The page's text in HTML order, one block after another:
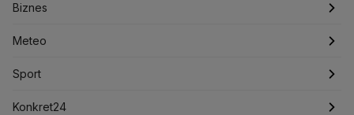
Kryptowaluty
Lotnisko Chopina
Mariusz Błaszczak
Mark Zuckerberg
Biznes
Meteo
Sport
Zdrowie
Podcasty
Artykuły
Newslettery
Fakty po Faktach
Fakty o Świecie
Ludzie Faktów
Warszawa
Łódź
Katowice
Kraków
Biznes
Najnowsze
Notowania
Pieniądze
Meteo
Pogoda godzinowa
Pogoda długoterminowa
Sport
Piłka Nożna
Konkret24